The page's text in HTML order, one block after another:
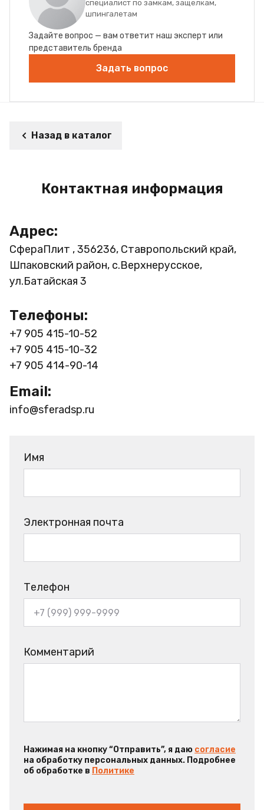
специалист по замкам, защелкам,
шпингалетам
Задайте вопрос — вам ответит наш эксперт или
представитель бренда
Задать вопрос
Назад в каталог
Контактная информация
Адрес:
СфераПлит , 356236, Ставропольский край,
Шпаковский район, с.Верхнерусское,
ул.Батайская 3
Телефоны:
+7 905 415-10-52
+7 905 415-10-32
+7 905 414-90-14
Email:
info@sferadsp.ru
Имя
Электронная почта
Телефон
Комментарий
Нажимая на кнопку “Отправить”, я даю согласие
на обработку персональных данных. Подробнее
об обработке в Политике